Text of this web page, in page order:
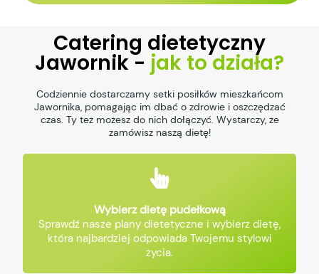
Catering dietetyczny
Jawornik - jak to działa?
Codziennie dostarczamy setki posiłków mieszkańcom
Jawornika, pomagając im dbać o zdrowie i oszczędzać
czas. Ty też możesz do nich dołączyć. Wystarczy, że
zamówisz naszą dietę!
Wybierz dietę pudełkową
Sprawdź nasze plany dietetyczne i wybierz dietę,
która najbardziej odpowiada Twojemu stylowi
życia.